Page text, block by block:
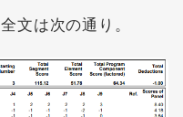
文は次の通り。